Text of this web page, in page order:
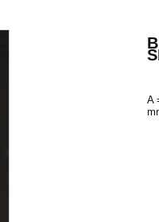
A